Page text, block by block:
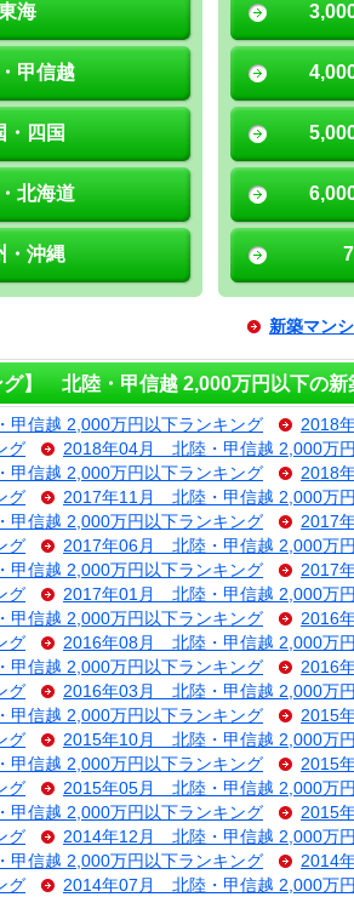
海
甲信越
・四国
北海道
・沖縄
新築マン
グ】 北陸・甲信越 2,000万円以下の新
信越 2,000万円以下ランキング
2018
グ
2018年04月 北陸・甲信越 2,000万
信越 2,000万円以下ランキング
2018
グ
2017年11月 北陸・甲信越 2,000万
信越 2,000万円以下ランキング
2017
グ
2017年06月 北陸・甲信越 2,000万
信越 2,000万円以下ランキング
2017
グ
2017年01月 北陸・甲信越 2,000万
信越 2,000万円以下ランキング
2016
グ
2016年08月 北陸・甲信越 2,000万
信越 2,000万円以下ランキング
2016
グ
2016年03月 北陸・甲信越 2,000万
信越 2,000万円以下ランキング
2015
グ
2015年10月 北陸・甲信越 2,000万
信越 2,000万円以下ランキング
2015
グ
2015年05月 北陸・甲信越 2,000万
信越 2,000万円以下ランキング
2015
グ
2014年12月 北陸・甲信越 2,000万
信越 2,000万円以下ランキング
2014
グ
2014年07月 北陸・甲信越 2,000万